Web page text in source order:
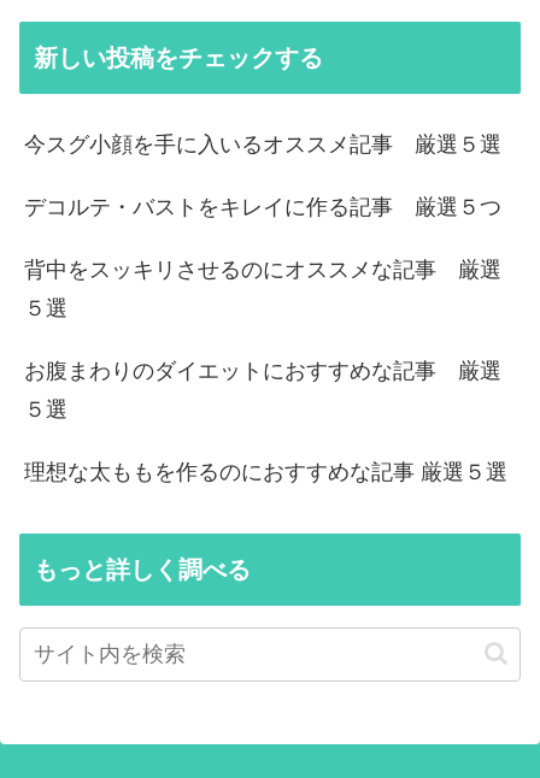
新しい投稿をチェックする
今スグ小顔を手に入いるオススメ記事 厳選５選
デコルテ・バストをキレイに作る記事 厳選５つ
背中をスッキリさせるのにオススメな記事 厳選
５選
お腹まわりのダイエットにおすすめな記事 厳選
５選
理想な太ももを作るのにおすすめな記事 厳選５選
もっと詳しく調べる